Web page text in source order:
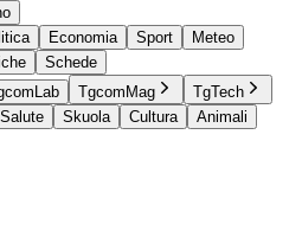
Economia Sport
Meteo
Schede
TgcomMag
TgTech
Salute Skuola Cultura
Animali